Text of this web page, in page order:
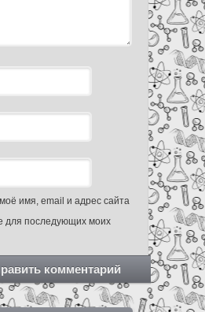
имя, email и адрес сайта
для последующих моих